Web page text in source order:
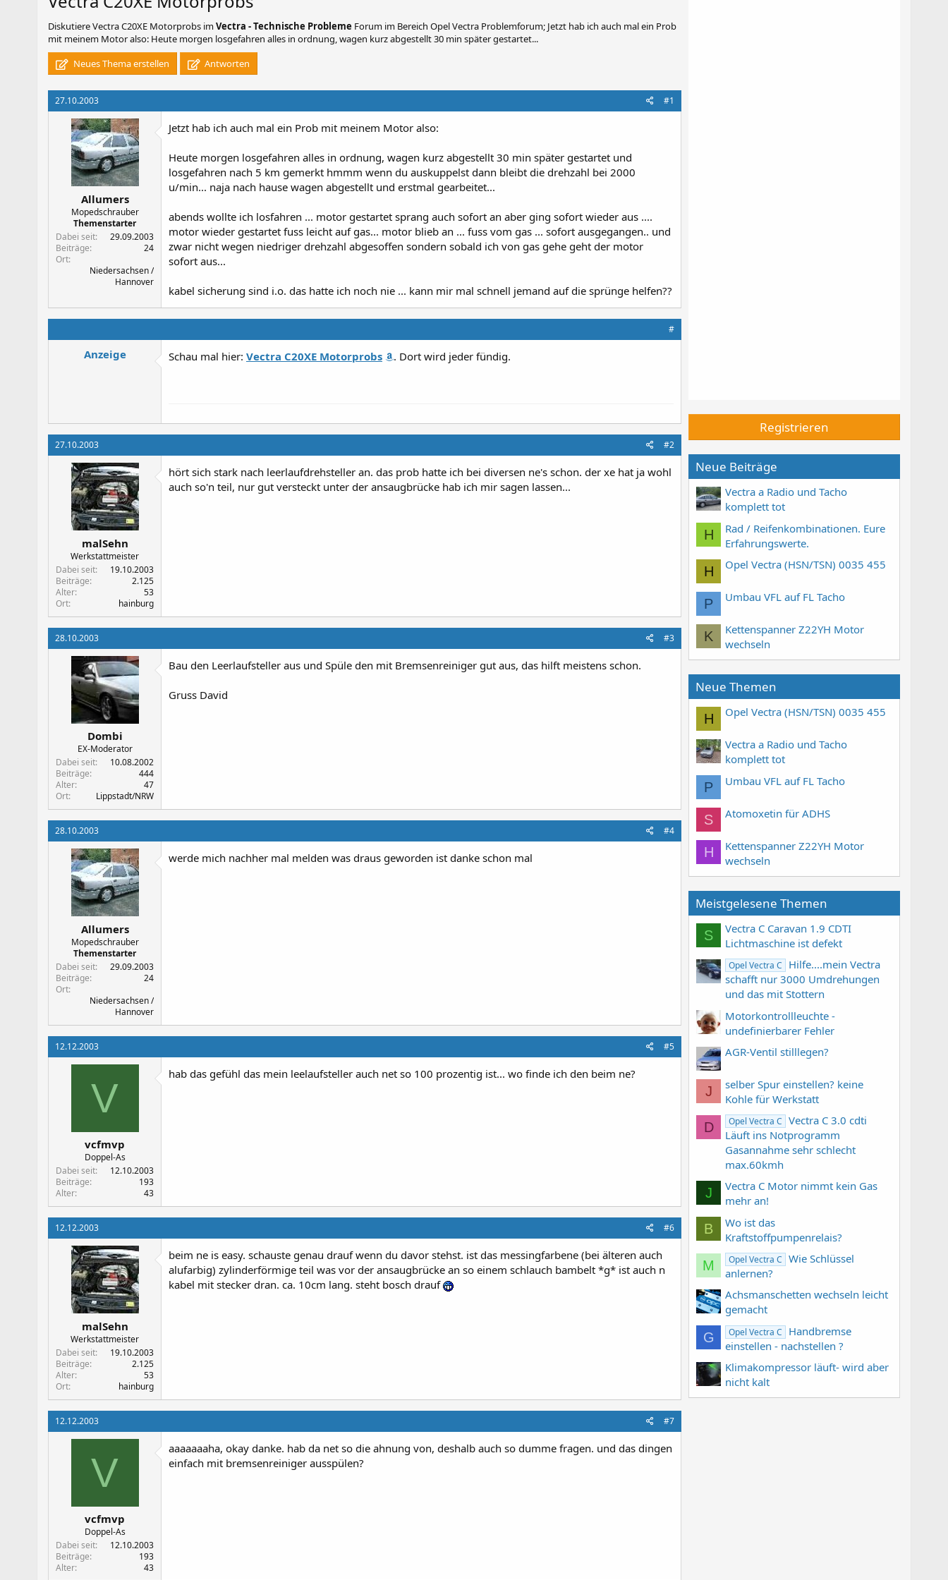
DiskutiereVectra C20XE Motorprobs imVectra - Technische Probleme Forum im Bereich Opel Vectra Problemforum; Jetzt hab ich auch mal ein Prob
mit meinem Motor also: Heute morgen losgefahren alles in ordnung, wagen kurz abgestellt 30 min später gestartet...
Neues Thema erstellen
Antworten
27.10.2003 #1
Allumers
Mopedschrauber
Themenstarter
Dabei seit
29.09.2003
Beiträge
24
Ort
Niedersachsen /
Hannover
Jetzt hab ich auch mal ein Prob mit meinem Motor also:
Heute morgen losgefahren alles in ordnung, wagen kurz abgestellt 30 min später gestartet und
losgefahren nach 5 km gemerkt hmmm wenn du auskuppelst dann bleibt die drehzahl bei 2000
u/min... naja nach hause wagen abgestellt und erstmal gearbeitet...
abends wollte ich losfahren ... motor gestartet sprang auch sofort an aber ging sofort wieder aus ....
motor wieder gestartet fuss leicht auf gas... motor blieb an ... fuss vom gas ... sofort ausgegangen.. und
zwar nicht wegen niedriger drehzahl abgesoffen sondern sobald ich von gas gehe geht der motor
sofort aus...
kabel sicherung sind i.o. das hatte ich noch nie ... kann mir mal schnell jemand auf die sprünge helfen??
#
Anzeige Schau mal hier: Vectra C20XE Motorprobs . Dort wird jeder fündig.
27.10.2003 #2
malSehn
Werkstattmeister
Dabei seit
19.10.2003
Beiträge
2.125
Alter
53
Ort
hainburg
hört sich stark nach leerlaufdrehsteller an. das prob hatte ich bei diversen ne's schon. der xe hat ja wohl
auch so'n teil, nur gut versteckt unter der ansaugbrücke hab ich mir sagen lassen...
28.10.2003 #3
Dombi
EX-Moderator
Dabei seit
10.08.2002
Beiträge
444
Alter
47
Ort
Lippstadt/NRW
Bau den Leerlaufsteller aus und Spüle den mit Bremsenreiniger gut aus, das hilft meistens schon.
Gruss David
28.10.2003 #4
Allumers
Mopedschrauber
Themenstarter
Dabei seit
29.09.2003
Beiträge
24
Ort
Niedersachsen /
Hannover
werde mich nachher mal melden was draus geworden ist danke schon mal
12.12.2003 #5
V
vcfmvp
Doppel-As
Dabei seit
12.10.2003
Beiträge
193
Alter
43
hab das gefühl das mein leelaufsteller auch net so 100 prozentig ist... wo finde ich den beim ne?
12.12.2003 #6
malSehn
Werkstattmeister
Dabei seit
19.10.2003
Beiträge
2.125
Alter
53
Ort
hainburg
beim ne is easy. schauste genau drauf wenn du davor stehst. ist das messingfarbene (bei älteren auch
alufarbig) zylinderförmige teil was vor der ansaugbrücke an so einem schlauch bambelt *g* ist auch n
kabel mit stecker dran. ca. 10cm lang. steht bosch drauf
12.12.2003 #7
V
vcfmvp
Doppel-As
Dabei seit
12.10.2003
Beiträge
193
Alter
43
aaaaaaaha, okay danke. hab da net so die ahnung von, deshalb auch so dumme fragen. und das dingen
einfach mit bremsenreiniger ausspülen?
Registrieren
Neue Beiträge
Vectra a Radio und Tacho
komplett tot
H
Rad / Reifenkombinationen. Eure
Erfahrungswerte.
H Opel Vectra (HSN/TSN) 0035 455
P Umbau VFL auf FL Tacho
K
Kettenspanner Z22YH Motor
wechseln
Neue Themen
H Opel Vectra (HSN/TSN) 0035 455
Vectra a Radio und Tacho
komplett tot
P Umbau VFL auf FL Tacho
S Atomoxetin für ADHS
H
Kettenspanner Z22YH Motor
wechseln
Meistgelesene Themen
S
Vectra C Caravan 1.9 CDTI
Lichtmaschine ist defekt
Opel Vectra C
Hilfe....mein Vectra
schafft nur 3000 Umdrehungen
und das mit Stottern
Motorkontrollleuchte -
undefinierbarer Fehler
AGR-Ventil stilllegen?
J
selber Spur einstellen? keine
Kohle für Werkstatt
D Opel Vectra C
Vectra C 3.0 cdti
Läuft ins Notprogramm
Gasannahme sehr schlecht
max.60kmh
J
Vectra C Motor nimmt kein Gas
mehr an!
B
Wo ist das
Kraftstoffpumpenrelais?
M Opel Vectra C
Wie Schlüssel
anlernen?
Achsmanschetten wechseln leicht
gemacht
G Opel Vectra C
Handbremse
einstellen - nachstellen ?
Klimakompressor läuft- wird aber
nicht kalt